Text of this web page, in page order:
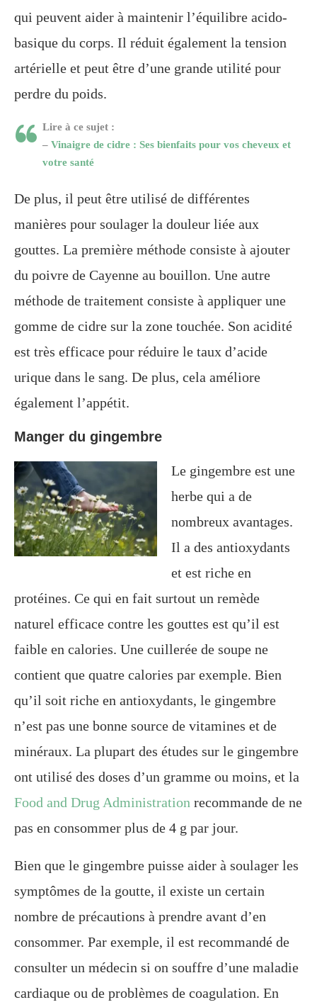
qui peuvent aider à maintenir l’équilibre acido-
basique du corps. Il réduit également la tension
artérielle et peut être d’une grande utilité pour
perdre du poids.
Lire à ce sujet :
– Vinaigre de cidre : Ses bienfaits pour vos cheveux et
votre santé
De plus, il peut être utilisé de différentes
manières pour soulager la douleur liée aux
gouttes. La première méthode consiste à ajouter
du poivre de Cayenne au bouillon. Une autre
méthode de traitement consiste à appliquer une
gomme de cidre sur la zone touchée. Son acidité
est très efficace pour réduire le taux d’acide
urique dans le sang. De plus, cela améliore
également l’appétit.
Manger du gingembre
Le gingembre est une
herbe qui a de
nombreux avantages.
Il a des antioxydants
et est riche en
protéines. Ce qui en fait surtout un remède
naturel efficace contre les gouttes est qu’il est
faible en calories. Une cuillerée de soupe ne
contient que quatre calories par exemple. Bien
qu’il soit riche en antioxydants, le gingembre
n’est pas une bonne source de vitamines et de
minéraux. La plupart des études sur le gingembre
ont utilisé des doses d’un gramme ou moins, et la
Food and Drug Administration recommande de ne
pas en consommer plus de 4 g par jour.
Bien que le gingembre puisse aider à soulager les
symptômes de la goutte, il existe un certain
nombre de précautions à prendre avant d’en
consommer. Par exemple, il est recommandé de
consulter un médecin si on souffre d’une maladie
cardiaque ou de problèmes de coagulation. En